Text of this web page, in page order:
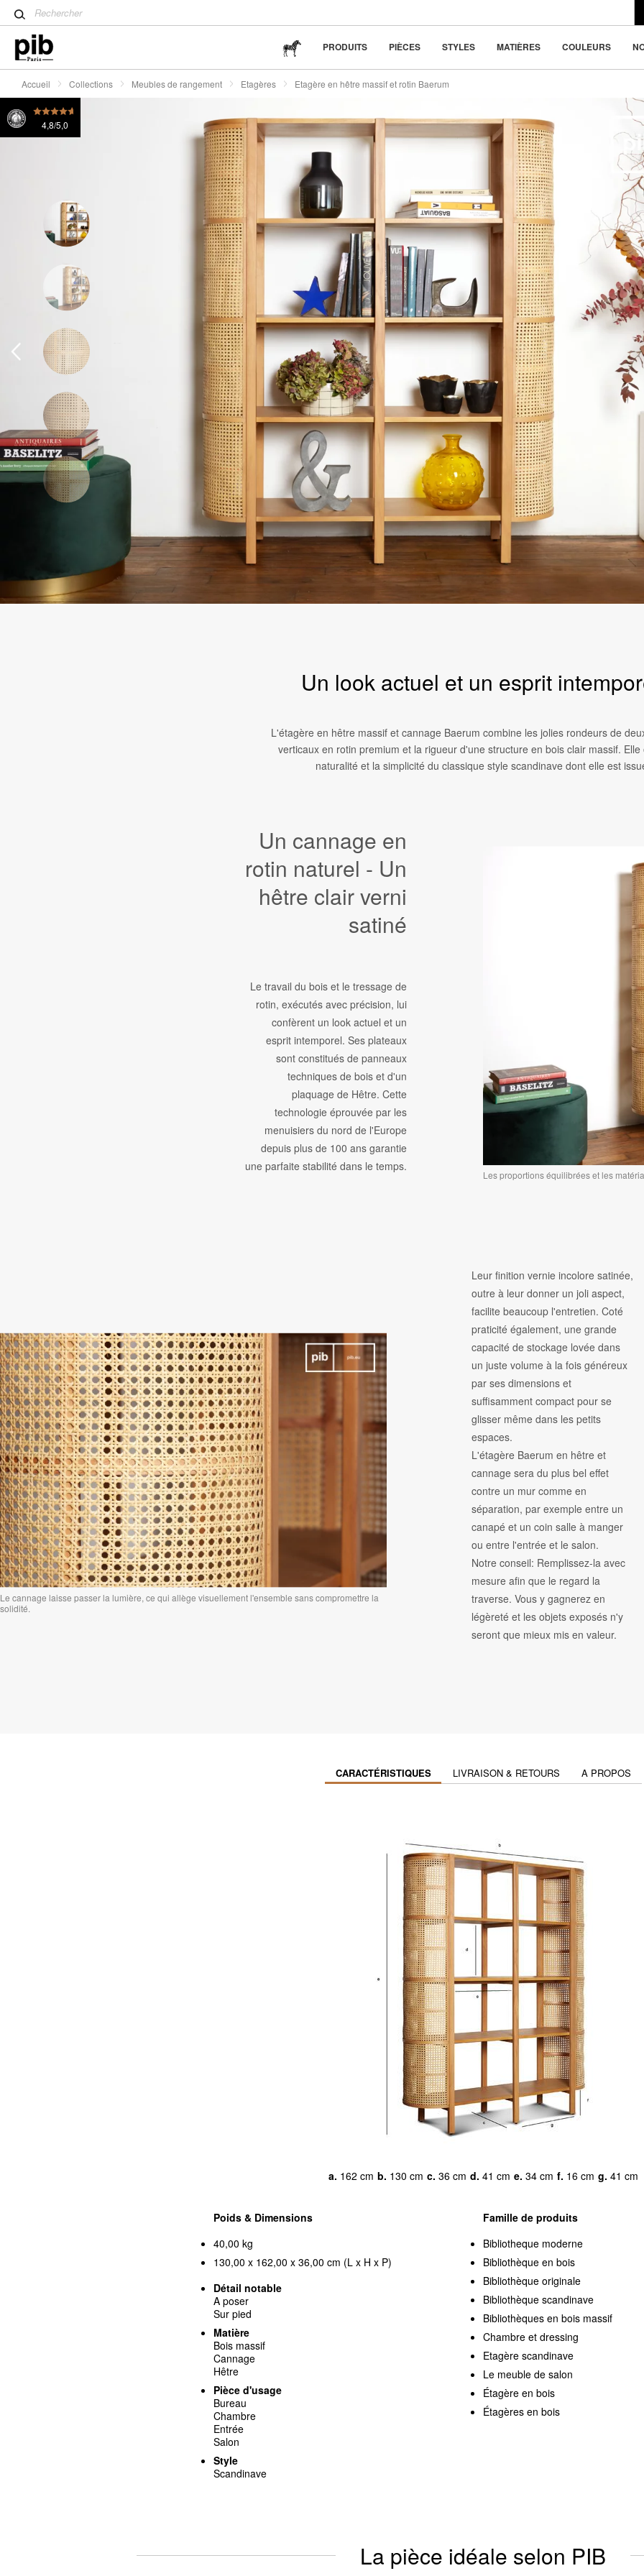
Wabi-Sabi : L'art de trouver la beauté dans la
PRODUITS PIÈCES STYLES MATIÈRES COULEURS
Etagère en hêtre massif et rotin Baerum
Accueil Collections Meubles de rangement Etagères Etagère en hêtre massif et rotin Baerum
Un look actuel et un esprit
L'étagère en hêtre massif et cannage Baerum combine les jolies rondeurs de
verticaux en rotin premium et la rigueur d'une structure en bois clair massif. Elle
naturalité et la simplicité du classique style scandinave dont elle est
Les proportions équilibrées et les
Un cannage en
rotin naturel - Un
hêtre clair verni
satiné
Le travail du bois et le tressage de
rotin, exécutés avec précision, lui
confèrent un look actuel et un
esprit intemporel. Ses plateaux
sont constitués de panneaux
techniques de bois et d'un
plaquage de Hêtre. Cette
technologie éprouvée par les
menuisiers du nord de l'Europe
depuis plus de 100 ans garantie
une parfaite stabilité dans le temps.
Le cannage laisse passer la lumière, ce qui allège visuellement l'ensemble sans compromettre la
solidité.
Leur finition vernie incolore satinée,
outre à leur donner un joli aspect,
facilite beaucoup l'entretien. Coté
praticité également, une grande
capacité de stockage lovée dans
un juste volume à la fois généreux
par ses dimensions et
suffisamment compact pour se
glisser même dans les petits
espaces.
L'étagère Baerum en hêtre et
cannage sera du plus bel effet
contre un mur comme en
séparation, par exemple entre un
canapé et un coin salle à manger
ou entre l'entrée et le salon.
Notre conseil: Remplissez-la avec
mesure afin que le regard la
traverse. Vous y gagnerez en
légèreté et les objets exposés n'y
seront que mieux mis en valeur.
CARACTÉRISTIQUES LIVRAISON & RETOURS A PROPOS
a. 162 cm b. 130 cm c. 36 cm d. 41 cm e. 34 cm f. 16 cm g. 41 cm
Poids & Dimensions
40,00 kg
130,00 x 162,00 x 36,00 cm (L x H x P)
Détail notable
A poser
Sur pied
Matière
Bois massif
Cannage
Hêtre
Pièce d'usage
Bureau
Chambre
Entrée
Salon
Style
Scandinave
Famille de produits
Bibliotheque moderne
Bibliothèque en bois
Bibliothèque originale
Bibliothèque scandinave
Bibliothèques en bois massif
Chambre et dressing
Etagère scandinave
Le meuble de salon
Étagère en bois
Étagères en bois
La pièce idéale selon PIB
4,8/5,0